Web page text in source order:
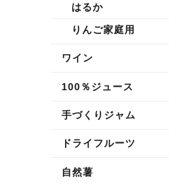
はるか
りんご家庭用
ワイン
100％ジュース
手づくりジャム
ドライフルーツ
自然薯